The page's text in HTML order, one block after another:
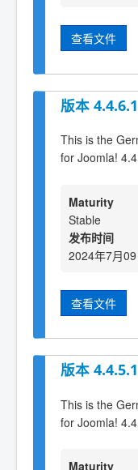
查看文件
版本 4.4.6.1
This is the
for Joomla!
Maturity
Stable
发布时间
2024年7月
查看文件
版本 4.4.5.1
This is the
for Joomla!
Maturity